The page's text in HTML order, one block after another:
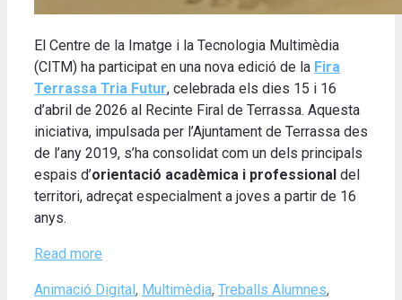
El Centre de la Imatge i la Tecnologia Multimèdia
(CITM) ha participat en una nova edició de la Fira
Terrassa Tria Futur, celebrada els dies 15 i 16
d’abril de 2026 al Recinte Firal de Terrassa. Aquesta
iniciativa, impulsada per l’Ajuntament de Terrassa des
de l’any 2019, s’ha consolidat com un dels principals
espais d’orientació acadèmica i professional del
territori, adreçat especialment a joves a partir de 16
anys.
Read more
Categories
Animació Digital, Multimèdia, Treballs Alumnes,